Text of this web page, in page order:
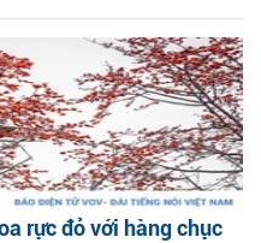
rực đỏ với hàng chục